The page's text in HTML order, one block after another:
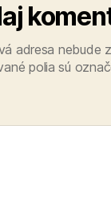
adresa nebude
polia sú